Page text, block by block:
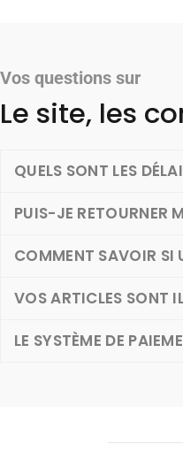
Vos questions sur
Le site, les
QUELS SONT LES
PUIS-JE RETOURNER
COMMENT SAVOIR SI
VOS ARTICLES SONT
LE SYSTÈME DE